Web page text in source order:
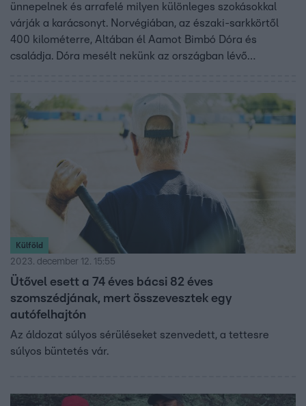
ünnepelnek és arrafelé milyen különleges szokásokkal
várják a karácsonyt. Norvégiában, az északi-sarkkörtől
400 kilométerre, Altában él Aamot Bimbó Dóra és
családja. Dóra mesélt nekünk az országban lévő
Külföld
2023. december 12. 15:55
Ütővel esett a 74 éves bácsi 82 éves
szomszédjának, mert összevesztek egy
autófelhajtón
Az áldozat súlyos sérüléseket szenvedett, a tettesre
súlyos büntetés vár.